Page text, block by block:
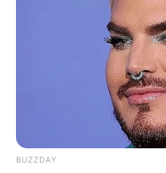
Olena Zelenska's Life
BUZZDAY